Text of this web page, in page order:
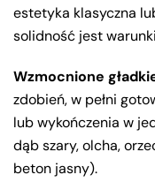
estetyka klasyczna
solidność jest
Wzmocnione
zdobień, w pełni
lub wykończenia w
dąb szary, olcha,
beton jasny).